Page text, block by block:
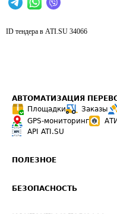
ID тендера в ATI.SU 34066
АВТОМАТИЗАЦИЯ
Площадки
Заказы
GPS-мониторинг
API ATI.SU
ПОЛЕЗНОЕ
Звезды ATI.SU на вашем сайте
БЕЗОПАСНОСТЬ